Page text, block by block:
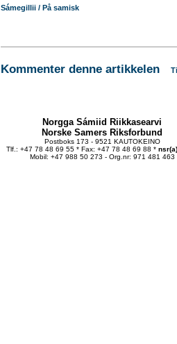
Sámegillii / På samisk
Kommenter denne artikkelen
Norgga Sámiid Riikkasearvi
Norske Samers Riksforbund
Postboks 173 - 9521 KAUTOKEINO
Tlf.: +47 78 48 69 55 * Fax: +47 78 48 69 88 *
Mobil: +47 988 50 273 - Org.nr: 971 481 463